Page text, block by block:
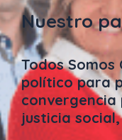
Nuestro
Todos Somos
político para
justicia